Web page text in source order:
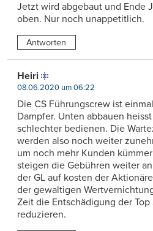
Jetzt wird abgebaut und Ende
oben. Nur noch unappetitlich.
Antworten
Heiri
08.06.2020 um 06:22
Die CS Führungscrew ist
Dampfer. Unten abbauen
schlechter bedienen. Die
werden also noch weiter
um noch mehr Kunden
steigen die Gebühren weiter
der GL auf kosten der
der gewaltigen
Zeit die Entschädigung der Top
reduzieren.